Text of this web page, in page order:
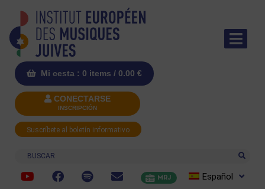
Mi cesta : 0 items / 0.00 €
CONECTARSE
INSCRIPCIÓN
Suscríbete al boletín informativo
Buscar
MRJ Español